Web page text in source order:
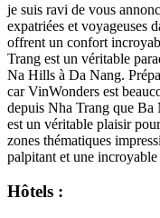
je suis ravi de vous
expatriées et voyageuses
offrent un confort
Trang est un véritable
Na Hills à Da Nang.
car VinWonders est
depuis Nha Trang que
est un véritable plaisir
zones thématiques
palpitant et une
Hôtels :